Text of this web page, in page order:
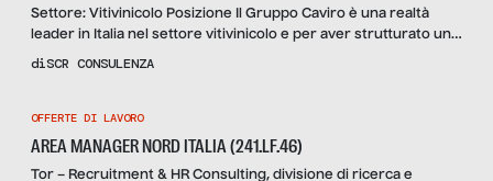
Settore: Vitivinicolo Posizione Il Gruppo Caviro è una realtà
leader in Italia nel settore vitivinicolo e per aver strutturato un
nuovo modello di economia circolare tra le più importanti case
datori di lavoro in Italia. Per il […]
diSCR CONSULENZA
OFFERTE DI LAVORO
AREA MANAGER NORD ITALIA (241.LF.46)
Tor – Recruitment & HR Consulting, divisione di ricerca e